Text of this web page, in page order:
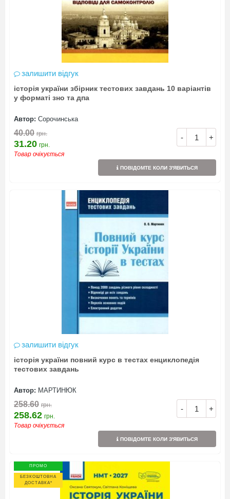
залишити відгук
історія україни збірник тестових завдань 10 варіантів
у форматі зно та дпа
Автор: Сорочинська
- +
40.00 грн.
31.20 грн.
Товар очікується
ПОВІДОМТЕ КОЛИ З'ЯВИТЬСЯ
залишити відгук
історія україни повний курс в тестах енциклопедія
тестових завдань
Автор: МАРТИНЮК
- +
258.60 грн.
258.62 грн.
Товар очікується
ПОВІДОМТЕ КОЛИ З'ЯВИТЬСЯ
ПРОМО
БЕЗКОШТОВНА
ДОСТАВКА*